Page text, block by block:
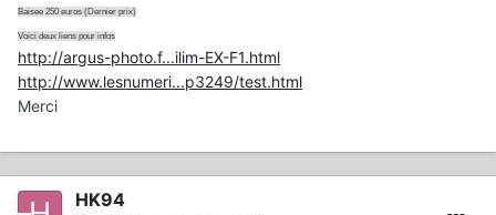
Baisee 250 euros (Dernier prix)
Voici deux liens pour infos
http://argus-photo.f...ilim-EX-F1.html
http://www.lesnumeri...p3249/test.html
Merci
HK94